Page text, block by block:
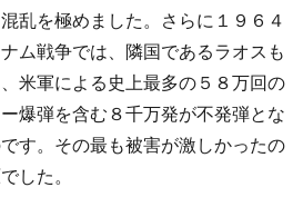
乱を極めました。さらに１９６４
ム戦争では、隣国であるラオスも
米軍による史上最多の５８万回の
爆弾を含む８千万発が不発弾とな
す。その最も被害が激しかったの
した。